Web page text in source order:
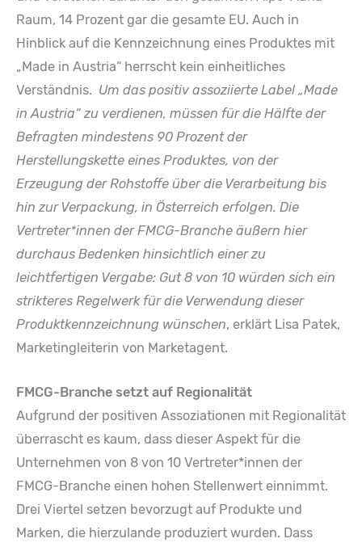
Raum, 14 Prozent gar die gesamte EU. Auch in
Hinblick auf die Kennzeichnung eines Produktes mit
„Made in Austria“ herrscht kein einheitliches
Verständnis. Um das positiv assoziierte Label „Made
in Austria“ zu verdienen, müssen für die Hälfte der
Befragten mindestens 90 Prozent der
Herstellungskette eines Produktes, von der
Erzeugung der Rohstoffe über die Verarbeitung bis
hin zur Verpackung, in Österreich erfolgen. Die
Vertreter*innen der FMCG-Branche äußern hier
durchaus Bedenken hinsichtlich einer zu
leichtfertigen Vergabe: Gut 8 von 10 würden sich ein
strikteres Regelwerk für die Verwendung dieser
Produktkennzeichnung wünschen, erklärt Lisa Patek,
Marketingleiterin von Marketagent.
FMCG-Branche setzt auf Regionalität
Aufgrund der positiven Assoziationen mit Regionalität
überrascht es kaum, dass dieser Aspekt für die
Unternehmen von 8 von 10 Vertreter*innen der
FMCG-Branche einen hohen Stellenwert einnimmt.
Drei Viertel setzen bevorzugt auf Produkte und
Marken, die hierzulande produziert wurden. Dass